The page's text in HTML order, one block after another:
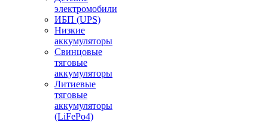
электромобили
ИБП (UPS)
Низкие
аккумуляторы
Свинцовые
тяговые
аккумуляторы
Литиевые
тяговые
аккумуляторы
(LiFePo4)